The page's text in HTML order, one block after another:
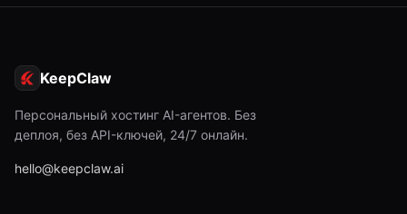
KeepClaw
Персональный хостинг AI-агентов. Без
деплоя, без API-ключей, 24/7 онлайн.
hello@keepclaw.ai